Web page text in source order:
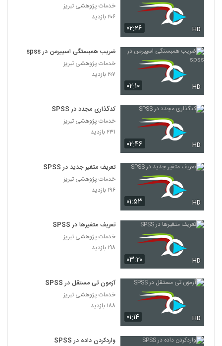
۰۲:۲۶ HD
خدمات پژوهشی تبریز
۲۰۶ بازدید
۰۲:۱۰ HD
ضریب همبستگی اسپیرمن در spss
خدمات پژوهشی تبریز
۲۰۷ بازدید
۰۲:۴۶ HD
کدگذاری مجدد در SPSS
خدمات پژوهشی تبریز
۲۳۱ بازدید
۰۱:۵۳ HD
تعریف متغیر جدید در SPSS
خدمات پژوهشی تبریز
۱۹۶ بازدید
۰۳:۲۰ HD
تعریف متغیرها در SPSS
خدمات پژوهشی تبریز
۱۹۸ بازدید
۰۱:۱۴ HD
آزمون تی مستقل در SPSS
خدمات پژوهشی تبریز
۱۸۸ بازدید
واردکردن داده در SPSS